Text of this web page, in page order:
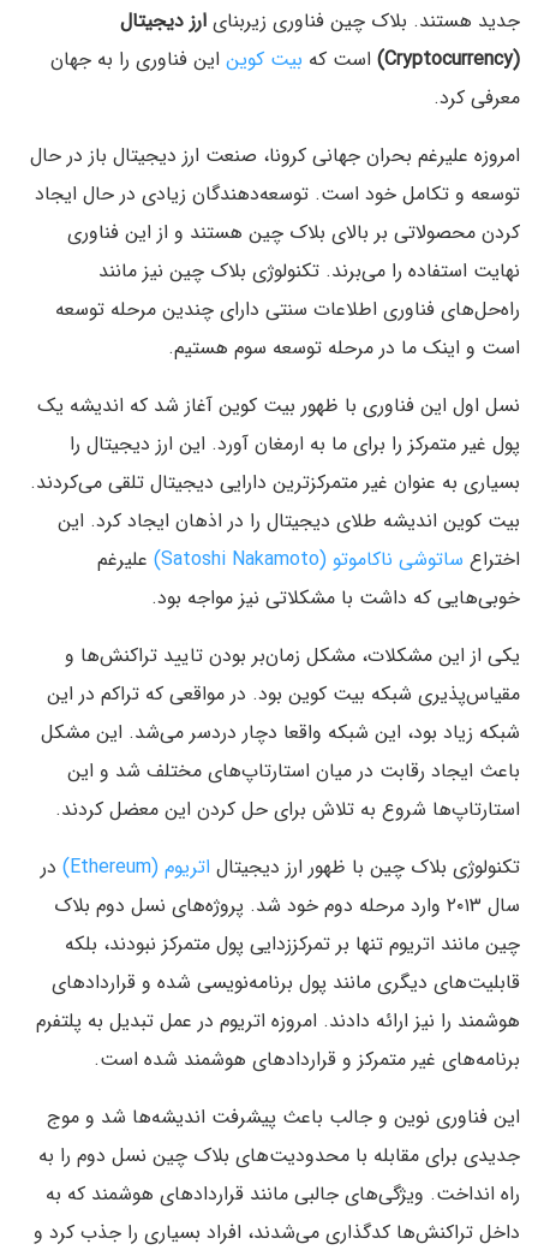
جدید هستند. بلاک چین فناوری زیربنای ارز دیجیتال
(Cryptocurrency)
است که بیت کوین این فناوری را به جهان
معرفی کرد.
امروزه علیرغم بحران جهانی کرونا، صنعت ارز دیجیتال باز در حال
توسعه و تکامل خود است. توسعه‌دهندگان زیادی در حال ایجاد
کردن محصولاتی بر بالای بلاک چین هستند و از این فناوری
نهایت استفاده را می‌برند. تکنولوژی بلاک چین نیز مانند
راه‌حل‌های فناوری اطلاعات سنتی دارای چندین مرحله توسعه
است و اینک ما در مرحله توسعه سوم هستیم.
نسل اول این فناوری با ظهور بیت کوین آغاز شد که اندیشه یک
پول غیر متمرکز را برای ما به ارمغان آورد. این ارز دیجیتال را
بسیاری به عنوان غیر متمرکز‌ترین دارایی دیجیتال تلقی می‌کردند.
بیت کوین اندیشه طلای دیجیتال را در اذهان ایجاد کرد. این
اختراع ساتوشی ناکاموتو (Satoshi Nakamoto)
علیرغم
خوبی‌هایی که داشت با مشکلاتی نیز مواجه بود.
یکی از این مشکلات، مشکل زمان‌بر بودن تایید تراکنش‌ها و
مقیاس‌پذیری شبکه بیت کوین بود. در مواقعی که تراکم در این
شبکه زیاد بود، این شبکه واقعا دچار دردسر می‌شد. این مشکل
باعث ایجاد رقابت در میان استارتاپ‌های مختلف شد و این
استارتاپ‌ها شروع به تلاش برای حل کردن این معضل کردند.
تکنولوژی بلاک چین با ظهور ارز دیجیتال اتریوم (Ethereum)
در
سال ۲۰۱۳ وارد مرحله دوم خود شد. پروژه‌های نسل دوم بلاک
چین مانند اتریوم تنها بر تمرکززدایی پول متمرکز نبودند، بلکه
قابلیت‌های دیگری مانند پول برنامه‌نویسی شده و قرارداد‌های
هوشمند را نیز ارائه دادند. امروزه اتریوم در عمل تبدیل به پلتفرم
برنامه‌های غیر متمرکز و قرارداد‌های هوشمند شده است.
این فناوری نوین و جالب باعث پیشرفت اندیشه‌ها شد و موج
جدیدی برای مقابله با محدودیت‌های بلاک چین نسل دوم را به
راه انداخت. ویژگی‌های جالبی مانند قرارداد‌های هوشمند که به
داخل تراکنش‌ها کدگذاری می‌شدند، افراد بسیاری را جذب کرد و